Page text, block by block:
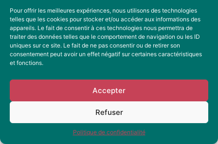
Pour offrir les meilleures expériences, nous utilisons des technologies
telles que les cookies pour stocker et/ou accéder aux informations des
appareils. Le fait de consentir à ces technologies nous permettra de
traiter des données telles que le comportement de navigation ou les ID
uniques sur ce site. Le fait de ne pas consentir ou de retirer son
consentement peut avoir un effet négatif sur certaines caractéristiques
et fonctions.
Accepter
Refuser
Politique de confidentialité
© 2024 Accueil paysan en Bretagne​